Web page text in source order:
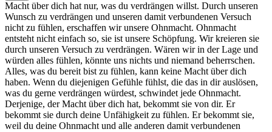
Macht über dich hat nur, was du verdrängen willst. Durch unseren
Wunsch zu verdrängen und unseren damit verbundenen Versuch
nicht zu fühlen, erschaffen wir unsere Ohnmacht. Ohnmacht
entsteht nicht einfach so, sie ist unsere Schöpfung. Wir kreieren sie
durch unseren Versuch zu verdrängen. Wären wir in der Lage und
würden alles fühlen, könnte uns nichts und niemand beherrschen.
Alles, was du bereit bist zu fühlen, kann keine Macht über dich
haben. Wenn du diejenigen Gefühle fühlst, die das in dir auslösen,
was du gerne verdrängen würdest, schwindet jede Ohnmacht.
Derjenige, der Macht über dich hat, bekommt sie von dir. Er
bekommt sie durch deine Unfähigkeit zu fühlen. Er bekommt sie,
weil du deine Ohnmacht und alle anderen damit verbundenen